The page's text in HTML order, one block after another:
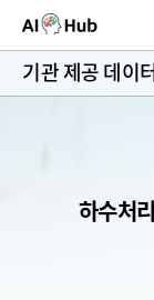
AI-Hub
AI 데이터찾기
기관 제공 데이터
하수처